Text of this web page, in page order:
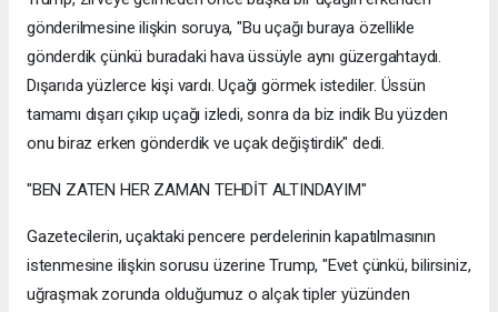
gönderilmesine ilişkin soruya, "Bu uçağı buraya özellikle
gönderdik çünkü buradaki hava üssüyle aynı güzergahtaydı.
Dışarıda yüzlerce kişi vardı. Uçağı görmek istediler. Üssün
tamamı dışarı çıkıp uçağı izledi, sonra da biz indik Bu yüzden
onu biraz erken gönderdik ve uçak değiştirdik" dedi.
"BEN ZATEN HER ZAMAN TEHDİT ALTINDAYIM"
Gazetecilerin, uçaktaki pencere perdelerinin kapatılmasının
istenmesine ilişkin sorusu üzerine Trump, "Evet çünkü, bilirsiniz,
uğraşmak zorunda olduğumuz o alçak tipler yüzünden